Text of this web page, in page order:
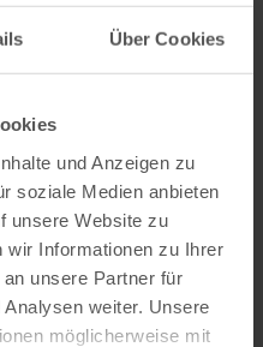
Über Cookies
und Anzeigen zu
soziale Medien anbieten
unsere Website zu
wir Informationen zu Ihrer
unsere Partner für
weiter. Unsere
möglicherweise mit